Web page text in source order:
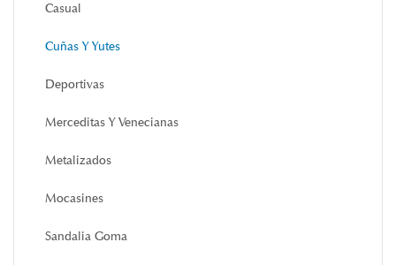
Casual
Cuñas Y Yutes
Deportivas
Merceditas Y Venecianas
Metalizados
Mocasines
Sandalia Goma